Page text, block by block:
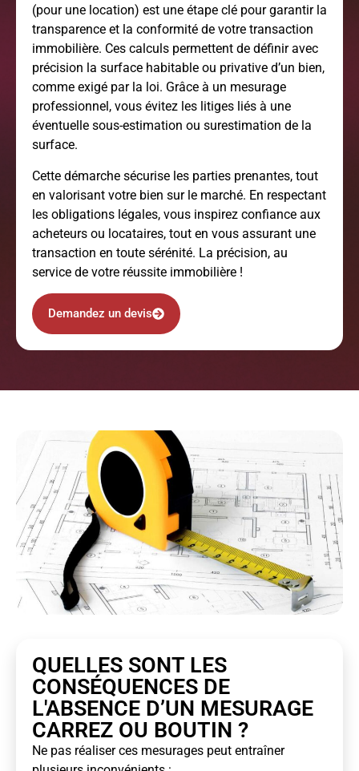
(pour une location) est une étape clé pour garantir la
transparence et la conformité de votre transaction
immobilière. Ces calculs permettent de définir avec
précision la surface habitable ou privative d’un bien,
comme exigé par la loi. Grâce à un mesurage
professionnel, vous évitez les litiges liés à une
éventuelle sous-estimation ou surestimation de la
surface.
Cette démarche sécurise les parties prenantes, tout
en valorisant votre bien sur le marché. En respectant
les obligations légales, vous inspirez confiance aux
acheteurs ou locataires, tout en vous assurant une
transaction en toute sérénité. La précision, au
service de votre réussite immobilière !
Demandez un devis
QUELLES SONT LES
CONSÉQUENCES DE
L'ABSENCE D’UN MESURAGE
CARREZ OU BOUTIN ?
Ne pas réaliser ces mesurages peut entraîner